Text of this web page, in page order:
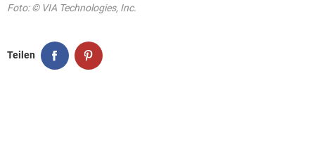
Foto: © VIA Technologies, Inc.
Teilen